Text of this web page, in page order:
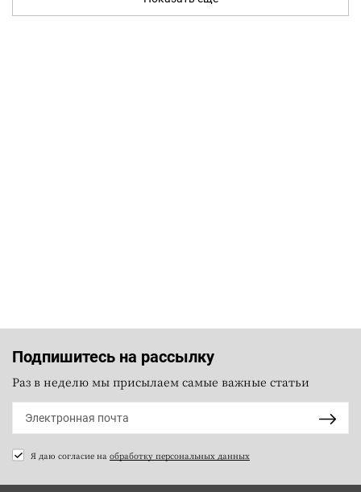
Подпишитесь на рассылку
Раз в неделю мы присылаем самые важные статьи
Я даю согласие на обработку персональных данных